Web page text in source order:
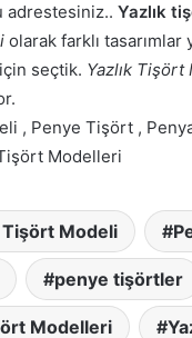
adrestesiniz.. Yazlık
olarak farklı tasarımlar
seçtik. Yazlık
, Penye Tişört ,
Modelleri
Modeli
penye tişörtler
Modelleri